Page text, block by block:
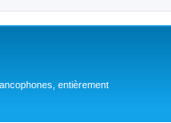
entièrement